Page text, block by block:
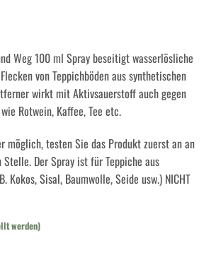
Weg 100 ml Spray beseitigt wasserlösliche
von Teppichböden aus synthetischen
wirkt mit Aktivsauerstoff auch gegen
Rotwein, Kaffee, Tee etc.
möglich, testen Sie das Produkt zuerst an an
Der Spray ist für Teppiche aus
Kokos, Sisal, Baumwolle, Seide usw.) NICHT
werden)
Fleckenspray 100 ml Menge